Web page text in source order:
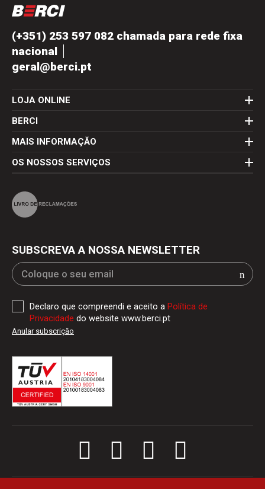
(+351) 253 597 082 chamada para rede fixa
nacional
geral@berci.pt
LOJA ONLINE
BERCI
MAIS INFORMAÇĂO
OS NOSSOS SERVIÇOS
SUBSCREVA A NOSSA NEWSLETTER
Declaro que compreendi e aceito a Política de
Privacidade do website www.berci.pt
Anular subscriçăo